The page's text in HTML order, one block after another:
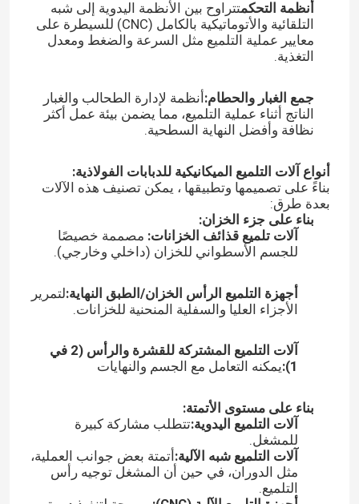
المنزل
المنتجات
أنظمة التحكمتتراوح بين الأنظمة اليدوية إلى شبه
التلقائية والأتوماتيكية بالكامل (CNC) للسيطرة على
معايير عملية التلميع مثل السرعة والضغط ومعدل
التغذية.
جمع الغبار والحطام:أنظمة لإدارة الطحالب والغبار
الناتج أثناء عملية التلميع، مما يضمن بيئة عمل أكثر
نظافة وأفضل النهاية السطحية.
أنواع آلات التلميع الميكانيكية للدبابات الفولاذية:
بناءً على تصميمها وتطبيقها ، يمكن تصنيف هذه الآلات
بعدة طرق:
بناء على جزء الخزان:
آلات تلميع قذائف الخزانات: مصممة خصيصًا
للجسم الأسطواني للخزان (داخلي وخارجي).
أجهزة التلميع الرأس الخزان/الطبق النهاية:لتمرير
الأجزاء العليا والسفلية المنحنية للخزانات.
آلات التلميع المشتركة للقشرة والرأس (2 في
1): يمكنه التعامل مع الجسم والنهايات
بناء على مستوى الأتمتة:
آلات التلميع اليدوية:تتطلب مشاركة كبيرة
للمشغل.
آلات التلميع شبه الآلية: أتمتة بعض جوانب العملية،
مثل الدوران، في حين أن المشغل توجيه رأس
التلميع.